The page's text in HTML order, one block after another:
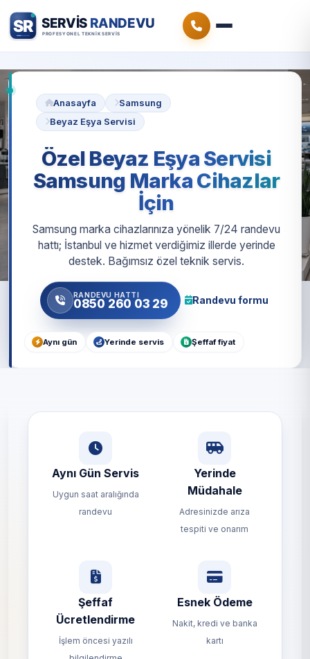
Anasayfa
Samsung
Beyaz Eşya Servisi
Özel Beyaz Eşya Servisi
Samsung Marka Cihazlar
İçin
Samsung marka cihazlarınıza yönelik 7/24 randevu
hattı; İstanbul ve hizmet verdiğimiz illerde yerinde
destek. Bağımsız özel teknik servis.
RANDEVU HATTI
0850 260 03 29 Randevu formu
Aynı gün Yerinde servis Şeffaf fiyat
Aynı Gün Servis
Uygun saat aralığında
randevu
Yerinde
Müdahale
Adresinizde arıza
tespiti ve onarım
Şeffaf
Ücretlendirme
İşlem öncesi yazılı
Esnek Ödeme
Nakit, kredi ve banka
kartı